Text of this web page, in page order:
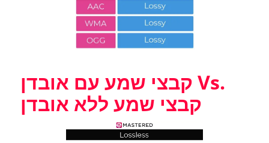
קבצי שמע עם אובדן Vs.
קבצי שמע ללא אובדן